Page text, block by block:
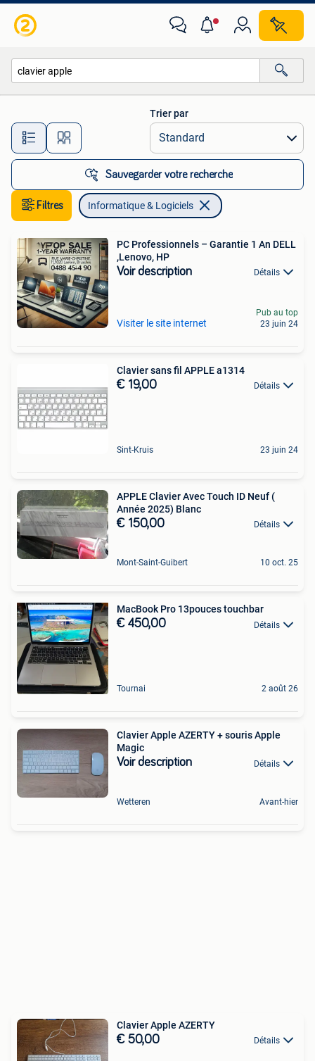
Toutes les distances…
Trier par
Sauvegarder votre recherche
Filtres Informatique & Logiciels
PC Professionnels – Garantie 1 An DELL
,Lenovo, HP
Voir description Détails
Visiter le site internet
Pub au top
23 juin 24
Clavier sans fil APPLE a1314
€ 19,00 Détails
Sint-Kruis 23 juin 24
APPLE Clavier Avec Touch ID Neuf (
Année 2025) Blanc
€ 150,00 Détails
Mont-Saint-Guibert 10 oct. 25
MacBook Pro 13pouces touchbar
€ 450,00 Détails
Tournai 2 août 26
Clavier Apple AZERTY + souris Apple
Magic
Voir description Détails
Wetteren Avant-hier
Clavier Apple AZERTY
€ 50,00 Détails